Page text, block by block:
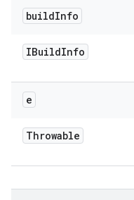
buildInfo
IBuildInfo
e
Throwable